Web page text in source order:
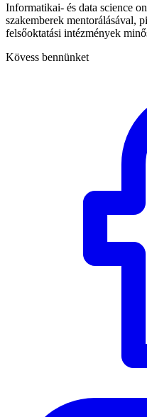
Informatikai- és data science
szakemberek mentorálásával,
felsőoktatási intézmények
Kövess bennünket